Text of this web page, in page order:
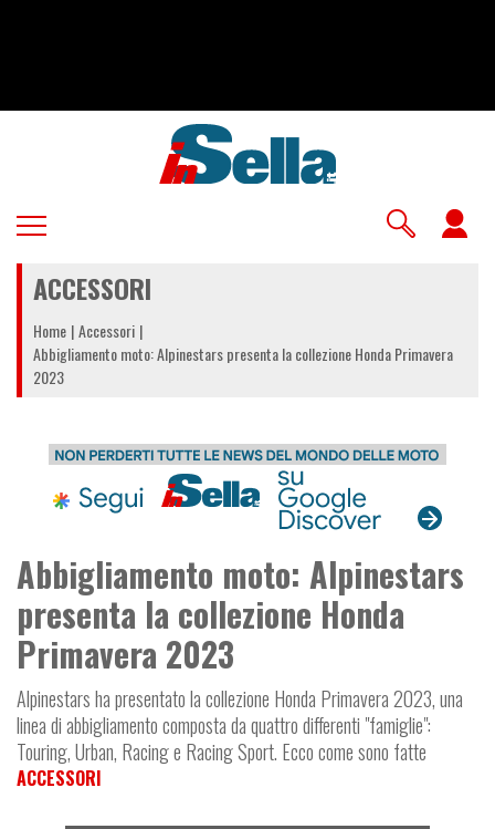
ACCESSORI
Home Accessori
Abbigliamento moto: Alpinestars presenta la collezione Honda Primavera
2023
Abbigliamento moto: Alpinestars
presenta la collezione Honda
Primavera 2023
Alpinestars ha presentato la collezione Honda Primavera 2023, una
linea di abbigliamento composta da quattro differenti "famiglie":
Touring, Urban, Racing e Racing Sport. Ecco come sono fatte
ACCESSORI